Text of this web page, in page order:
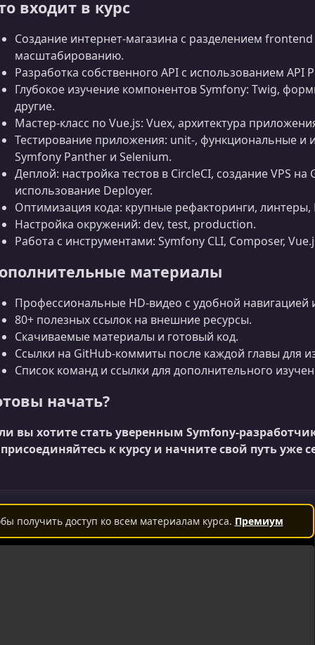
входит в курс
Создание интернет‑магазина с разделением
масштабированию.
Разработка собственного API с использованием API
Глубокое изучение компонентов Symfony: Twig,
другие.
Мастер‑класс по Vue.js: Vuex, архитектура
Тестирование приложения: unit‑, функциональные и
Symfony Panther и Selenium.
Деплой: настройка тестов в CircleCI, создание VPS
использование Deployer.
Оптимизация кода: крупные рефакторинги, линтеры,
Настройка окружений: dev, test, production.
Работа с инструментами: Symfony CLI, Composer,
материалы
Профессиональные HD‑видео с удобной навигацией
80+ полезных ссылок на внешние ресурсы.
Скачиваемые материалы и готовый код.
Ссылки на GitHub‑коммиты после каждой главы для
Список команд и ссылки для дополнительного
начать?
вы хотите стать уверенным
к курсу и начните свой путь уже
получить доступ ко всем материалам курса. Премиум